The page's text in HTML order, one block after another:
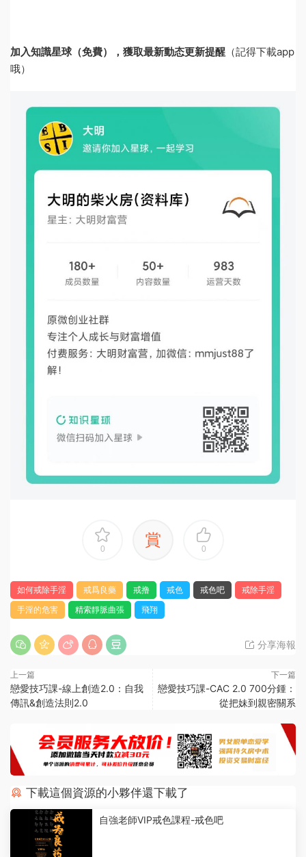
加入知識星球（免費），獲取最新動态更新提醒 （記得下載app
哦）
0 賞 0
如何戒除手淫 戒爲良藥 戒撸 戒色 戒色吧
戒除手淫
手淫的危害
精索靜脈曲張 飛翔
分享海報
上一篇
戀愛技巧課-線上創造2.0：自我
傳訊&創造法則2.0
下一篇
戀愛技巧課-CAC 2.0 700分鍾：
從把妹到親密關系
下載這個資源的小夥伴還下載了
自強老師VIP戒色課程-戒色吧